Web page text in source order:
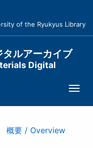
of the Ryukyus Library
ルアーカイブ
Digital
概要 / Overview